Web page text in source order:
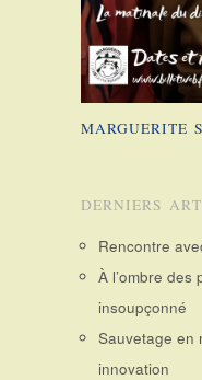
MARGUERITE
DERNIERS
Rencontre
À l’ombre
insoupçonné
Sauvetage en
innovation